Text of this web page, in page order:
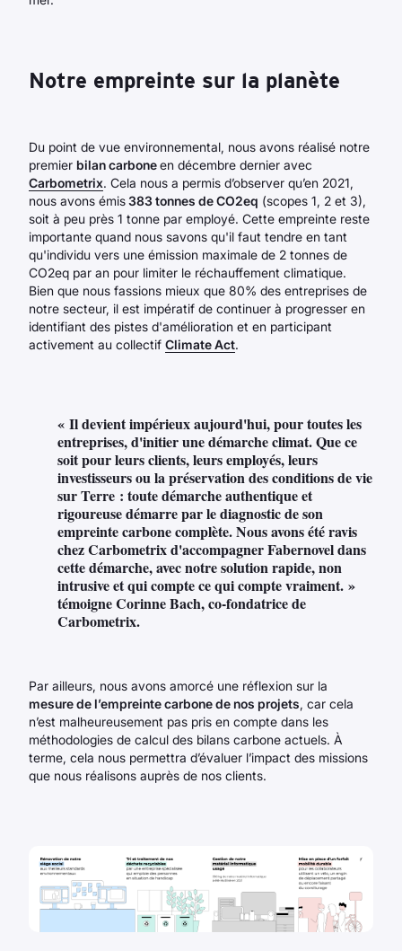
Notre empreinte sur la planète
Du point de vue environnemental, nous avons réalisé notre
premier bilan carboneen décembre dernier avec
Carbometrix. Cela nous a permis d’observer qu’en 2021,
nous avons émis383 tonnes de CO2eq (scopes 1, 2 et 3),
soit à peu près 1 tonne par employé. Cette empreinte reste
importante quand nous savons qu'il faut tendre en tant
qu'individu vers une émission maximale de 2 tonnes de
CO2eq par an pour limiter le réchauffement climatique.
Bien que nous fassions mieux que 80% des entreprises de
notre secteur, il est impératif de continuer à progresser en
identifiant des pistes d'amélioration et en participant
activement au collectif Climate Act.
« Il devient impérieux aujourd'hui, pour toutes les
entreprises, d'initier une démarche climat. Que ce
soit pour leurs clients, leurs employés, leurs
investisseurs ou la préservation des conditions de vie
sur Terre : toute démarche authentique et
rigoureuse démarre par le diagnostic de son
empreinte carbone complète. Nous avons été ravis
chez Carbometrix d'accompagner Fabernovel dans
cette démarche, avec notre solution rapide, non
intrusive et qui compte ce qui compte vraiment. »
témoigne Corinne Bach, co-fondatrice de
Carbometrix.
Par ailleurs, nous avons amorcé une réflexion sur la
mesure de l’empreinte carbone de nos projets, car cela
n’est malheureusement pas pris en compte dans les
méthodologies de calcul des bilans carbone actuels. À
terme, cela nous permettra d’évaluer l’impact des missions
que nous réalisons auprès de nos clients.